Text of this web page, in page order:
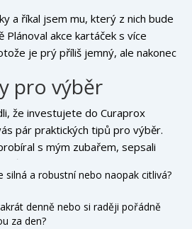
Rád spí a ráno vstává na
o zuby je pro něj nutné zlo, které
a říkal jsem mu, který z nich bude
Plánoval akce kartáček s více
je prý příliš jemný, ale nakonec
bez toho, aby si zuby vykartáčoval
sice stále vstává na poslední chvíli,
mu kartáček poskytuje, je pro něj
pro výběr
že investujete do Curaprox
pár praktických tipů pro výběr.
s mým zubařem, sepsali
které byste si měli položit než
silná a robustní nebo naopak citlivá?
denně nebo si raději pořádně
za den?